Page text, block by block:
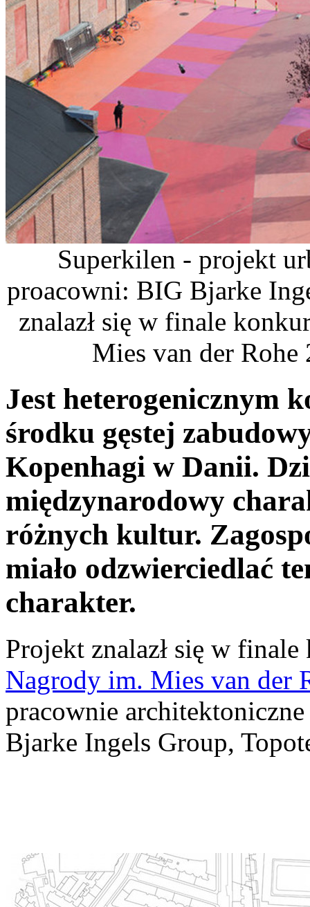
Superkilen - projekt
proacowni: BIG Bjarke
znalazł się w finale
Mies van der
Jest heterogenicznym
środku gęstej
Kopenhagi w Danii.
międzynarodowy
różnych kultur.
miało odzwierciedlać
charakter.
Projekt znalazł się w
Nagrody im. Mies van der
pracownie
Bjarke Ingels Group,